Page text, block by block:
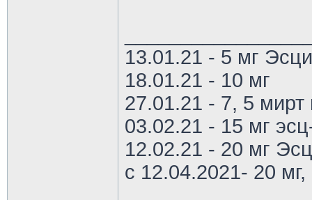
13.01.21 - 5 мг
18.01.21 - 10 мг
27.01.21 - 7, 5 мирт
03.02.21 - 15 мг
12.02.21 - 20 мг
с 12.04.2021- 20 мг,